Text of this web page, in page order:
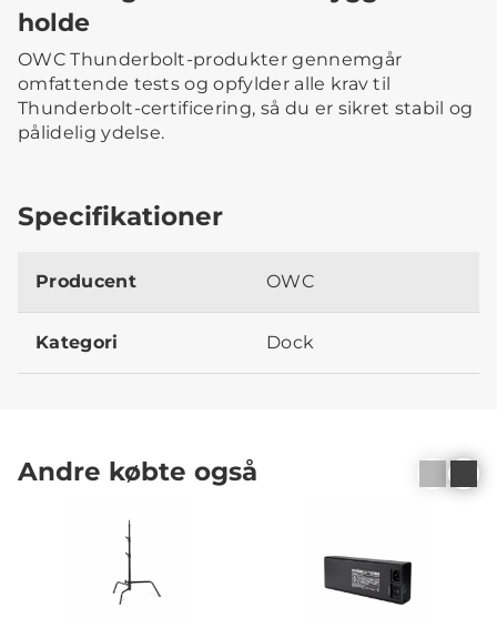
holde
OWC Thunderbolt-produkter gennemgår
omfattende tests og opfylder alle krav til
Thunderbolt-certificering, så du er sikret stabil og
pålidelig ydelse.
Specifikationer
Producent OWC
Kategori Dock
Andre købte også